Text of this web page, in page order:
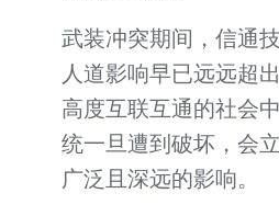
武装冲突期间，信通
人道影响早已远远超
高度互联互通的社会
统一旦遭到破坏，会
广泛且深远的影响。